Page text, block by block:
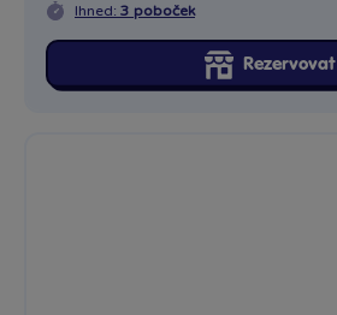
Ihned: 3 poboček
Rezervovat